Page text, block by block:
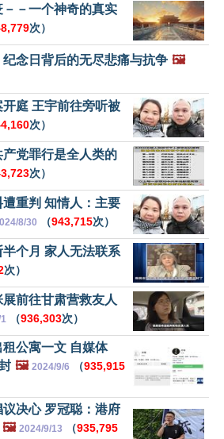
－一个神奇的真实
次）
念日背后的无尽悲痛与抗争 🖼️
庭 王宇前往旁听被
次）
党罪行是全人类的
次）
重判 知情人：主要
8/30 （943,715次）
个月 家人无法联系
次）
前往甘肃营救友人
（936,303次）
公寓一文 自媒体
🖼️ 2024/9/6 （935,915
决心 罗冠聪：港府
🖼️ 2024/9/13 （935,795